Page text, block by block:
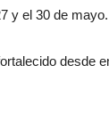
y el 30 de mayo.
desde